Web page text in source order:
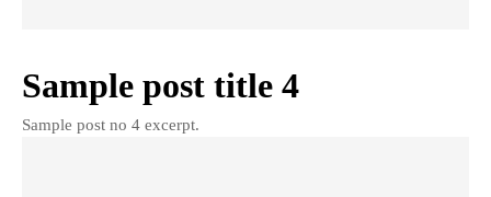
Sample post title 4
Sample post no 4 excerpt.